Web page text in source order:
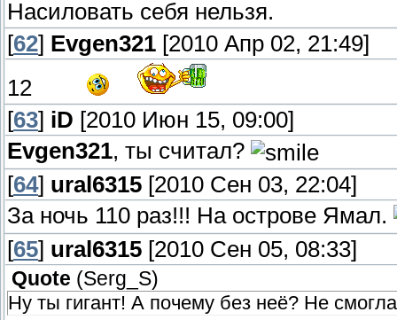
Насиловать себя нельзя.
[62] Evgen321 [2010 Апр 02, 21:49]
12
[63] iD [2010 Июн 15, 09:00]
Evgen321, ты считал?
[64] ural6315 [2010 Сен 03, 22:04]
За ночь 110 раз!!! На острове Ямал.
[65] ural6315 [2010 Сен 05, 08:33]
Quote (Serg_S)
Ну ты гигант! А почему без неё? Не